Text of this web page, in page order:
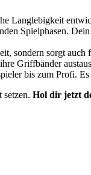
Langlebigkeit
Spielphasen.
sondern sorgt
Griffbänder
bis zum Profi.
Hol dir jetzt